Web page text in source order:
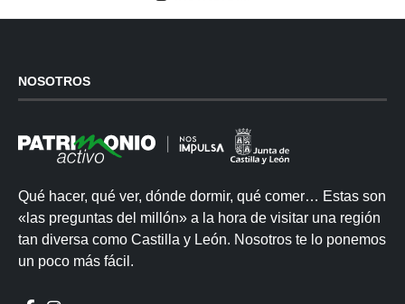
NOSOTROS
Qué hacer, qué ver, dónde dormir, qué comer… Estas son
«las preguntas del millón» a la hora de visitar una región
tan diversa como Castilla y León. Nosotros te lo ponemos
un poco más fácil.